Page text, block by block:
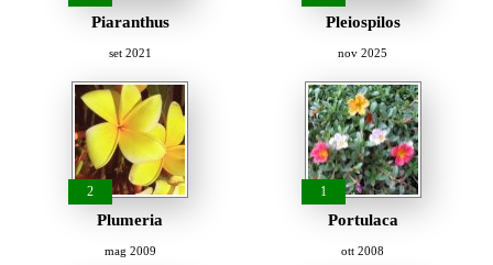
Piaranthus
set 2021
Pleiospilos
nov 2025
2
Plumeria
mag 2009
1
Portulaca
ott 2008